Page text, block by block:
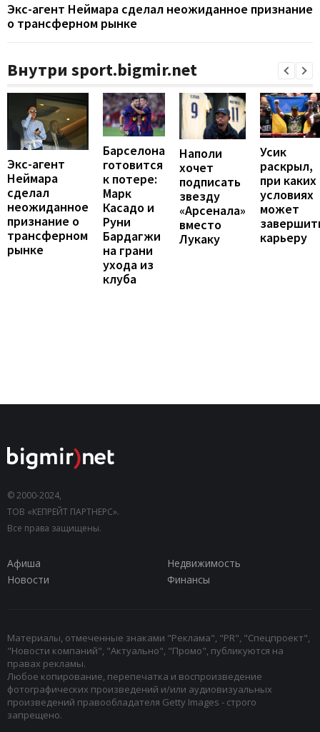
Экс-агент Неймара сделал неожиданное признание
о трансферном рынке
Внутри sport.bigmir.net
Экс-агент
Неймара
сделал
неожиданное
признание о
трансферном
рынке
Барселона
готовится
к потере:
Марк
Касадо и
Руни
Бардагжи
на грани
ухода из
клуба
Наполи
хочет
подписать
звезду
«Арсенала»
вместо
Лукаку
Усик
раскрыл,
при каких
условиях
может
карьеру
© 2000-2024,
ТОВ «КЕПРЕЙТ ПАРТНЕРС».
Все права защищены.
Афиша
Недвижимость
Новости
Финансы
Материалы, отмеченные знаками "Реклама", "PR", "Спецпроект",
"Новости компаний", "Актуально", "Промо", публикуются на
правах рекламы.
Любое копирование, перепечатка и воспроизведение
фотографических произведений и/или аудиовизуальных
произведений правообладателя Getty Images - строго
запрещено.